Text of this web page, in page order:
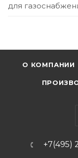
для
О КОМПАНИИ
+7(495)